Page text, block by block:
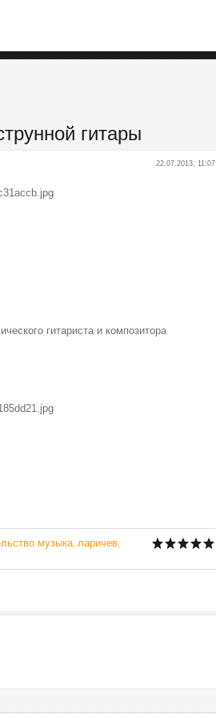
гитары
22.07.2013, 11:07
гитариста и композитора
музыка ларичев